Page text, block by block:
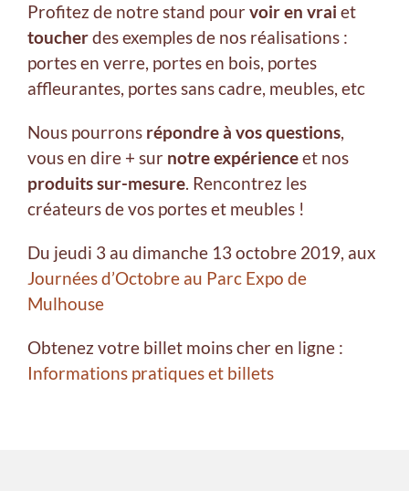
Profitez de notre stand pourvoir en vrai et
toucherdes exemples de nos réalisations :
portes en verre, portes en bois, portes
affleurantes, portes sans cadre, meubles, etc
Nous pourrons répondre à vos questions,
vous en dire + sur notre expérienceet nos
produits sur-mesure. Rencontrez les
créateurs de vos portes et meubles !
Du jeudi 3 au dimanche 13 octobre 2019, aux
Journées d’Octobre au Parc Expo de
Mulhouse
Obtenez votre billet moins cher en ligne :
Informations pratiques et billets